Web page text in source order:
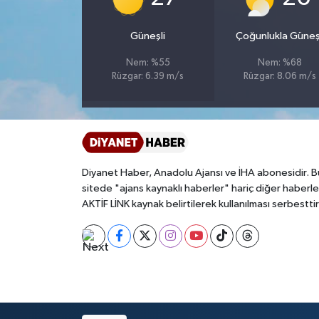
Güneşli
Nem: %55
Rüzgar: 6.39 m/s
Çoğunlukla
Nem: %68
Rüzgar: 8.06 m/s
Diyanet Haber, Anadolu Ajansı ve İHA abonesidir.
sitede "ajans kaynaklı haberler" hariç diğer
AKTİF LİNK kaynak belirtilerek kullanılması
Bitlis Müftülüğü
Bolu Müftülüğü
Burdur Müftülüğü
Bursa Müftülüğü
Çanakkale Müftülüğü
Çorum Müftülüğü
Ekonomi
Duyurular
Podcast
Biyografiler